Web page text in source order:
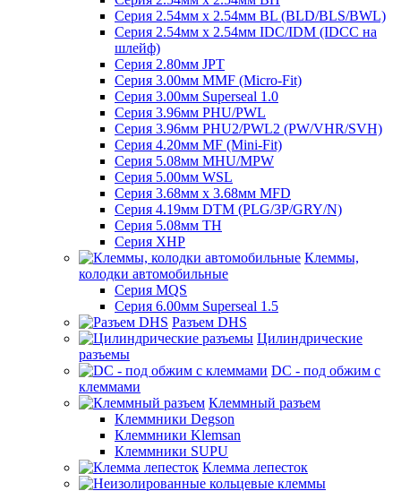
Серия 2.54мм х 2.54мм BL (BLD/BLS/BWL)
Серия 2.54мм х 2.54мм IDC/IDM (IDCC на
шлейф)
Серия 2.80мм JPT
Серия 3.00мм MMF (Micro-Fit)
Серия 3.00мм Superseal 1.0
Серия 3.96мм PHU/PWL
Серия 3.96мм PHU2/PWL2 (PW/VHR/SVH)
Серия 4.20мм MF (Mini-Fit)
Серия 5.08мм MHU/MPW
Серия 5.00мм WSL
Серия 3.68мм х 3.68мм MFD
Серия 4.19мм DTM (PLG/3P/GRY/N)
Серия 5.08мм TH
Серия XHP
Клеммы,
колодки автомобильные
Серия MQS
Серия 6.00мм Superseal 1.5
Разъем DHS
Цилиндрические
разъемы
DC - под обжим с
клеммами
Клеммный разъем
Клеммники Degson
Клеммники Klemsan
Клеммники SUPU
Клемма лепесток